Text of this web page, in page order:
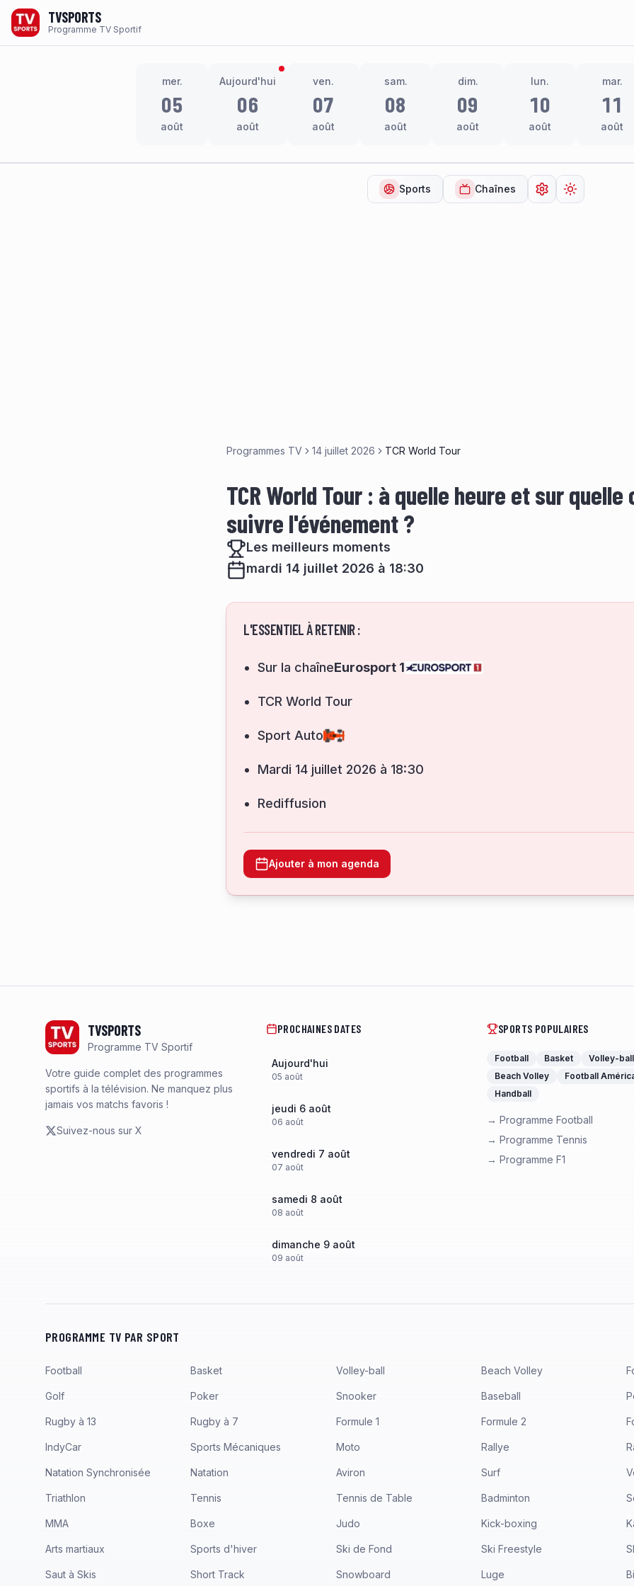
TVSPORTS
Programme TV Sportif
mer.
05
août
Aujourd'hui
06
août
ven.
07
août
sam.
08
août
dim.
09
août
lun.
10
août
mar.
11
août
Sports Chaînes Ouvrir lesChanger de
Programmes TV 14 juillet 2026 TCR World Tour
TCR World Tour : à quelle heure et sur quelle
suivre l'événement ?
Les meilleurs moments
mardi 14 juillet 2026 à 18:30
L'ESSENTIEL À RETENIR :
Sur la chaîneEurosport 1
TCR World Tour
Sport Auto
mardi 14 juillet 2026 à 18:30
Rediffusion
Ajouter à mon agenda
TVSPORTS
Programme TV Sportif
Votre guide complet des programmes
sportifs à la télévision. Ne manquez plus
jamais vos matchs favoris !
Suivez-nous sur X
PROCHAINES DATES
Aujourd'hui
05 août
jeudi 6 août
06 août
vendredi 7 août
07 août
samedi 8 août
08 août
dimanche 9 août
09 août
SPORTS POPULAIRES
Football Basket
Volley-ball
Beach Volley
Football
Handball
→ Programme Football
→ Programme Tennis
→ Programme F1
PROGRAMME TV PAR SPORT
Football Basket Volley-ball Beach Volley
Golf Poker Snooker Baseball
Rugby à 13 Rugby à 7 Formule 1 Formule 2
IndyCar Sports Mécaniques Moto Rallye
Natation Synchronisée Natation Aviron Surf
Triathlon Tennis Tennis de Table Badminton
MMA Boxe Judo Kick-boxing
Arts martiaux Sports d'hiver Ski de Fond Ski Freestyle
Saut à Skis Short Track Snowboard Luge